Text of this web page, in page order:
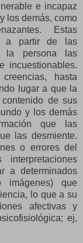
e incapaz
los demás, como
Estas
a partir de las
la persona las
incuestionables.
hasta
lugar a que la
de sus
y los demás
que las
las desmiente.
o errores del
a determinados
imágenes) que
lo que a su
afectivas y
ej,